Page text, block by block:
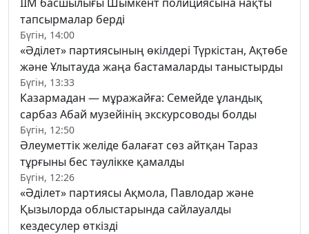
тапсырмалар берді
Бүгін, 14:00
«Әділет» партиясының өкілдері Түркістан, Ақтөбе
және Ұлытауда жаңа бастамаларды таныстырды
Бүгін, 13:33
Казармадан — мұражайға: Семейде ұландық
сарбаз Абай музейінің экскурсоводы болды
Бүгін, 12:50
Әлеуметтік желіде балағат сөз айтқан Тараз
тұрғыны бес тәулікке қамалды
Бүгін, 12:26
«Әділет» партиясы Ақмола, Павлодар және
Қызылорда облыстарында сайлауалды
кездесулер өткізді